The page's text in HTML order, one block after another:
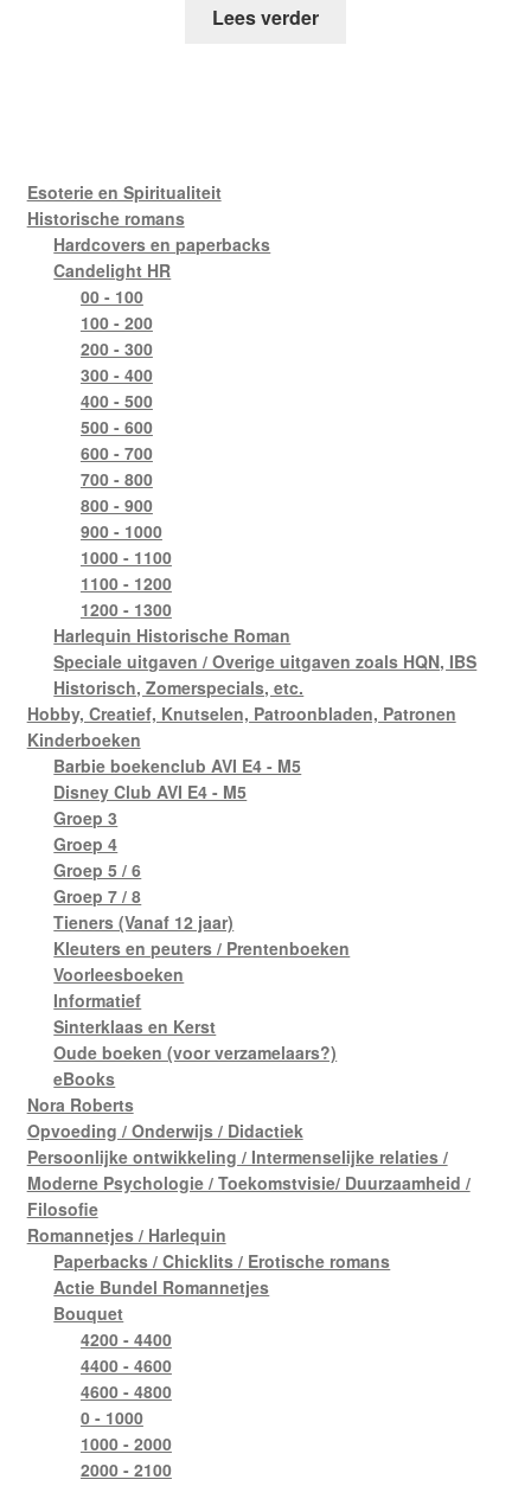
Lees verder
Esoterie en Spiritualiteit
Historische romans
Hardcovers en paperbacks
Candelight HR
00 - 100
100 - 200
200 - 300
300 - 400
400 - 500
500 - 600
600 - 700
700 - 800
800 - 900
900 - 1000
1000 - 1100
1100 - 1200
1200 - 1300
Harlequin Historische Roman
Speciale uitgaven / Overige uitgaven zoals HQN, IBS
Historisch, Zomerspecials, etc.
Hobby, Creatief, Knutselen, Patroonbladen, Patronen
Kinderboeken
Barbie boekenclub AVI E4 - M5
Disney Club AVI E4 - M5
Groep 3
Groep 4
Groep 5 / 6
Groep 7 / 8
Tieners (Vanaf 12 jaar)
Kleuters en peuters / Prentenboeken
Voorleesboeken
Informatief
Sinterklaas en Kerst
Oude boeken (voor verzamelaars?)
eBooks
Nora Roberts
Opvoeding / Onderwijs / Didactiek
Persoonlijke ontwikkeling / Intermenselijke relaties /
Moderne Psychologie / Toekomstvisie/ Duurzaamheid /
Filosofie
Romannetjes / Harlequin
Paperbacks / Chicklits / Erotische romans
Actie Bundel Romannetjes
Bouquet
4200 - 4400
4400 - 4600
4600 - 4800
0 - 1000
1000 - 2000
2000 - 2100